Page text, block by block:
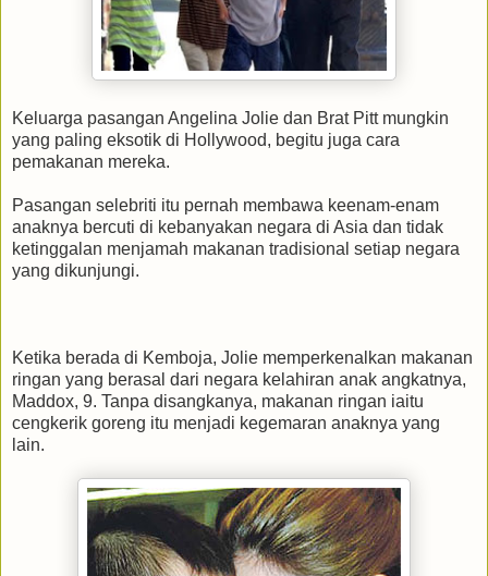
Keluarga pasangan Angelina Jolie dan Brat Pitt mungkin
yang paling eksotik di Hollywood, begitu juga cara
pemakanan mereka.
Pasangan selebriti itu pernah membawa keenam-enam
anaknya bercuti di kebanyakan negara di Asia dan tidak
ketinggalan menjamah makanan tradisional setiap negara
yang dikunjungi.
Ketika berada di Kemboja, Jolie memperkenalkan makanan
ringan yang berasal dari negara kelahiran anak angkatnya,
Maddox, 9. Tanpa disangkanya, makanan ringan iaitu
cengkerik goreng itu menjadi kegemaran anaknya yang
lain.